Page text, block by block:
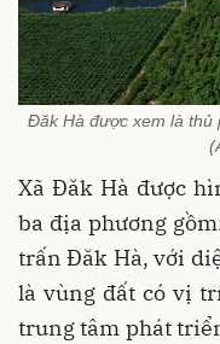
Đăk Hà được xem là thủ
Xã Đăk Hà được
ba địa phương
trấn Đăk Hà, với
là vùng đất có vị
trung tâm phát